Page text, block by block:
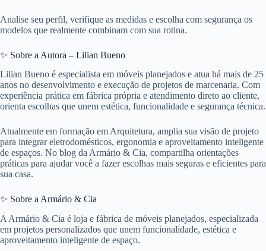
Analise seu perfil, verifique as medidas e escolha com segurança os
modelos que realmente combinam com sua rotina.
✨ Sobre a Autora – Lilian Bueno
Lilian Bueno é especialista em móveis planejados e atua há mais de 25
anos no desenvolvimento e execução de projetos de marcenaria. Com
experiência prática em fábrica própria e atendimento direto ao cliente,
orienta escolhas que unem estética, funcionalidade e segurança técnica.
Atualmente em formação em Arquitetura, amplia sua visão de projeto
para integrar eletrodomésticos, ergonomia e aproveitamento inteligente
de espaços. No blog da Armário & Cia, compartilha orientações
práticas para ajudar você a fazer escolhas mais seguras e eficientes para
sua casa.
✨ Sobre a Armário & Cia
A Armário & Cia é loja e fábrica de móveis planejados, especializada
em projetos personalizados que unem funcionalidade, estética e
aproveitamento inteligente de espaço.